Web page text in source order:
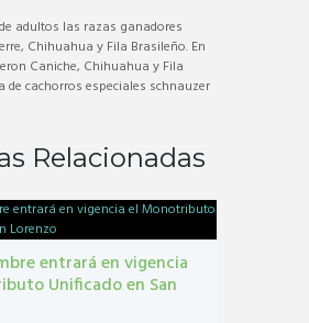
adultos las razas ganadores
Chihuahua y Fila Brasileño. En
Caniche, Chihuahua y Fila
de cachorros especiales schnauzer
Relacionadas
entrará en vigencia
Unificado en San